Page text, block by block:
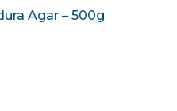
Agar – 500g